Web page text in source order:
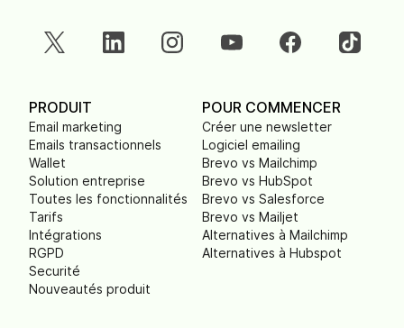
PRODUIT
Email marketing
Emails transactionnels
Wallet
Solution entreprise
Toutes les fonctionnalités
Tarifs
Intégrations
RGPD
Securité
Nouveautés produit
POUR COMMENCER
Créer une newsletter
Logiciel emailing
Brevo vs Mailchimp
Brevo vs HubSpot
Brevo vs Salesforce
Brevo vs Mailjet
Alternatives à Mailchimp
Alternatives à Hubspot